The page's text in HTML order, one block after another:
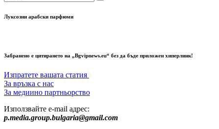
Луксозни арабски парфюми
Забранено е цитирането на „Bgvipnews.eu“ без да бъде приложен хиперлинк!
Изпратете вашата статия
За връзка с нас
За медиино партньорство
Използвайте e-mail адрес:
p.media.group.bulgaria@gmail.com